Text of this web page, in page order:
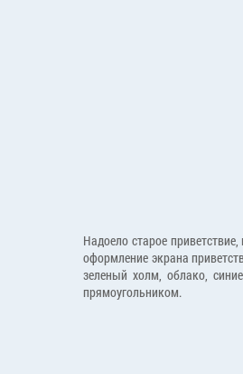
Надоело старое
оформление экрана
зеленый холм, облако,
прямоугольником.